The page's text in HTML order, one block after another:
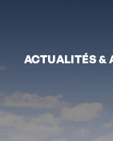
ACTUALITÉS &